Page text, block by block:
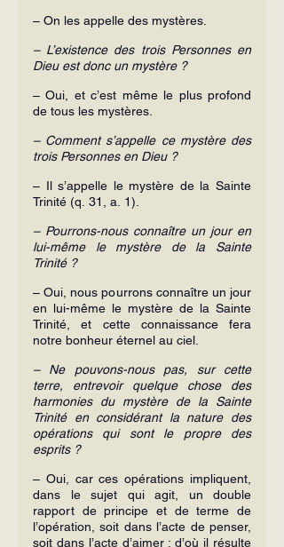
– On les appelle des mystères.
– L’existence des trois Personnes en
Dieu est donc un mystère ?
– Oui, et c’est même le plus profond
de tous les mystères.
– Comment s’appelle ce mystère des
trois Personnes en Dieu ?
– Il s’appelle le mystère de la Sainte
Trinité (q. 31, a. 1).
– Pourrons-nous connaître un jour en
lui-même le mystère de la Sainte
Trinité ?
– Oui, nous pourrons connaître un jour
en lui-même le mystère de la Sainte
Trinité, et cette connaissance fera
notre bonheur éternel au ciel.
– Ne pouvons-nous pas, sur cette
terre, entrevoir quelque chose des
harmonies du mystère de la Sainte
Trinité en considérant la nature des
opérations qui sont le propre des
esprits ?
– Oui, car ces opérations impliquent,
dans le sujet qui agit, un double
rapport de principe et de terme de
l’opération, soit dans l’acte de penser,
soit dans l’acte d’aimer ; d’où il résulte